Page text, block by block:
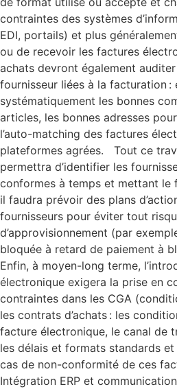
contraintes des systèmes
EDI, portails) et plus
ou de recevoir les factures
achats devront également
fournisseur liées à la facturation :
systématiquement les bonnes
articles, les bonnes adresses
l’auto-matching des factures
plateformes agrées. Tout ce
permettra d’identifier les
conformes à temps et mettant le
il faudra prévoir des plans
fournisseurs pour éviter tout
d’approvisionnement (par
bloquée à retard de paiement à
Enfin, à moyen-long terme,
électronique exigera la prise en
contraintes dans les CGA
les contrats d’achats : les
facture électronique, le canal de
les délais et formats standards
cas de non-conformité de ces
Intégration ERP et